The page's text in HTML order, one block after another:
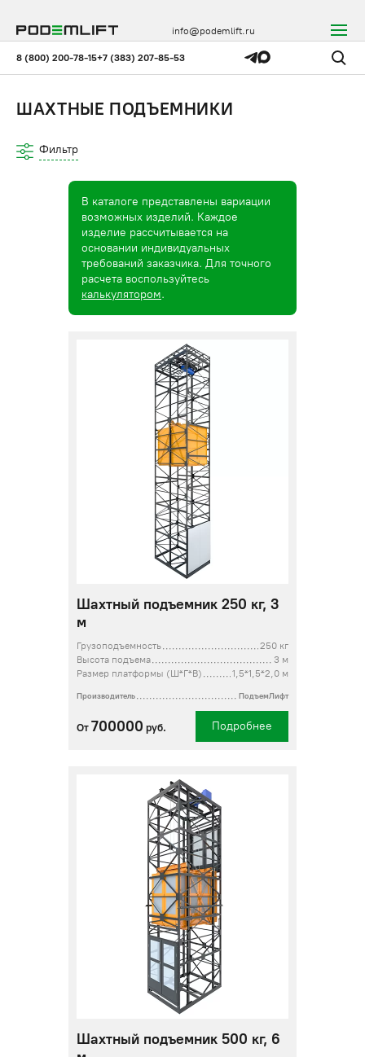
8 (800) 200-78-15+7 (383) 207-85-53
info@podemlift.ru
ШАХТНЫЕ ПОДЪЕМНИКИ
Фильтр
В каталоге представлены вариации
возможных изделий. Каждое
изделие рассчитывается на
основании индивидуальных
требований заказчика. Для точного
расчета воспользуйтесь
калькулятором.
Шахтный подъемник 250 кг, 3
м
Грузоподъемность
250 кг
Высота подъема
3 м
Размер платформы (Ш*Г*В)
1,5*1,5*2,0 м
Производитель ПодъемЛифт
От 700000 руб. Подробнее
Шахтный подъемник 500 кг, 6